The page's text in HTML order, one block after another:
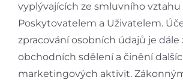
vyplývajících ze smluvního vztahu
Poskytovatelem a Uživatelem.
zpracování osobních údajů je dále
obchodních sdělení a činění
marketingových aktivit.